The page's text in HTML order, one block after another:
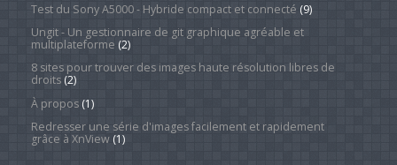
Test du Sony A5000 - Hybride compact et connecté (9)
Ungit - Un gestionnaire de git graphique agréable et
multiplateforme (2)
8 sites pour trouver des images haute résolution libres de
droits(2)
À propos(1)
Redresser une série d'images facilement et rapidement
grâce à XnView(1)